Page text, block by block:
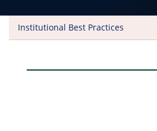
Institutional Best Practices